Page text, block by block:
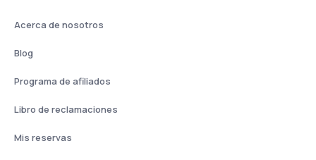
Acerca de nosotros
Blog
Programa de afiliados
Libro de reclamaciones
Mis reservas